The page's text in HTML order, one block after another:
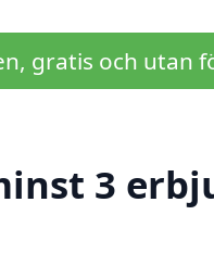
gratis och utan
3